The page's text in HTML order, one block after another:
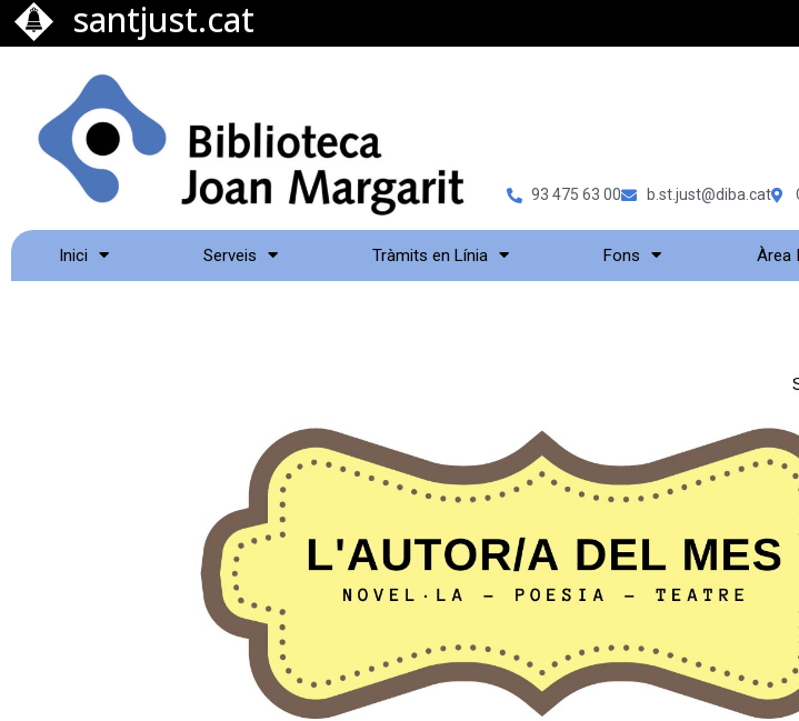
santjust.cat
93 475 63 00 b.st.just@diba.cat
Inici Serveis Tràmits en Línia Fons Àrea